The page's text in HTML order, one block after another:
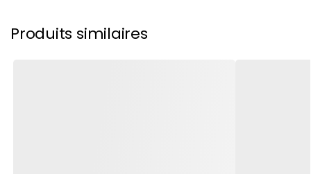
Produits similaires